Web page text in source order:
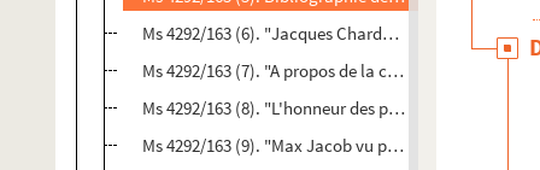
Ms 4292/163 (6). "Jacques Chardonne ou l'insulte au
Ms 4292/163 (7). "A propos de la conférence de M.
Ms 4292/163 (8). "L'honneur des poètes en résistance"
Ms 4292/163 (9). "Max Jacob vu par Louis Emié"